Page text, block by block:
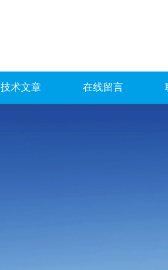
技术文章 在线留言